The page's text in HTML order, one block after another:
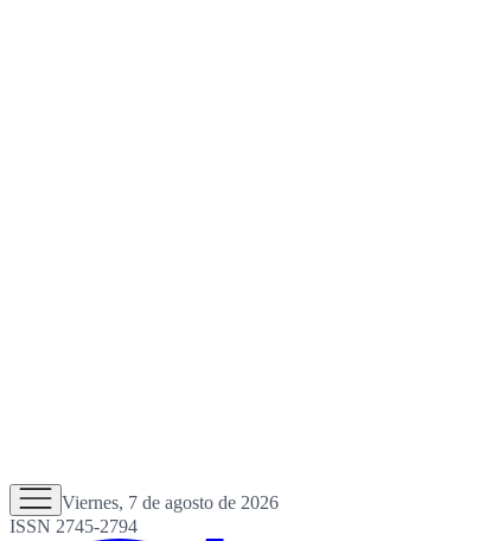
Viernes, 7 de agosto de 2026
ISSN 2745-2794